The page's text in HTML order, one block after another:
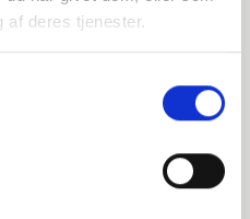
af deres tjenester.
Ikke på lager